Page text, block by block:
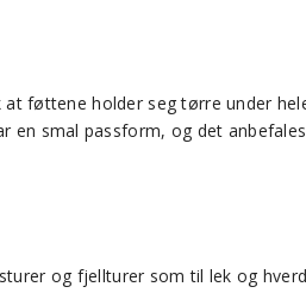
føttene holder seg tørre under
smal passform, og det
og fjellturer som til lek og